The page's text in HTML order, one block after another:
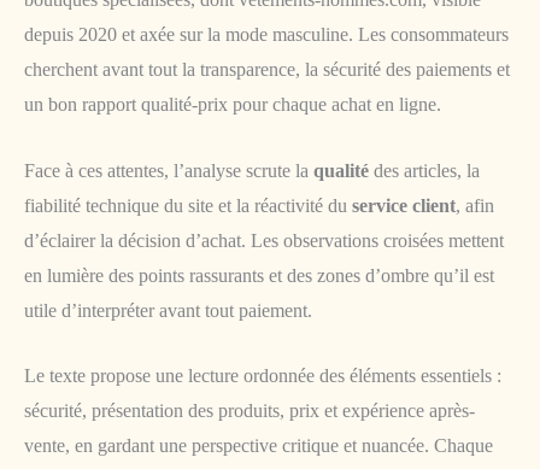
depuis 2020 et axée sur la mode masculine. Les consommateurs
cherchent avant tout la transparence, la sécurité des paiements et
un bon rapport qualité-prix pour chaque achat en ligne.
Face à ces attentes, l’analyse scrute la qualité des articles, la
fiabilité technique du site et la réactivité du service client, afin
d’éclairer la décision d’achat. Les observations croisées mettent
en lumière des points rassurants et des zones d’ombre qu’il est
utile d’interpréter avant tout paiement.
Le texte propose une lecture ordonnée des éléments essentiels :
sécurité, présentation des produits, prix et expérience après-
vente, en gardant une perspective critique et nuancée. Chaque